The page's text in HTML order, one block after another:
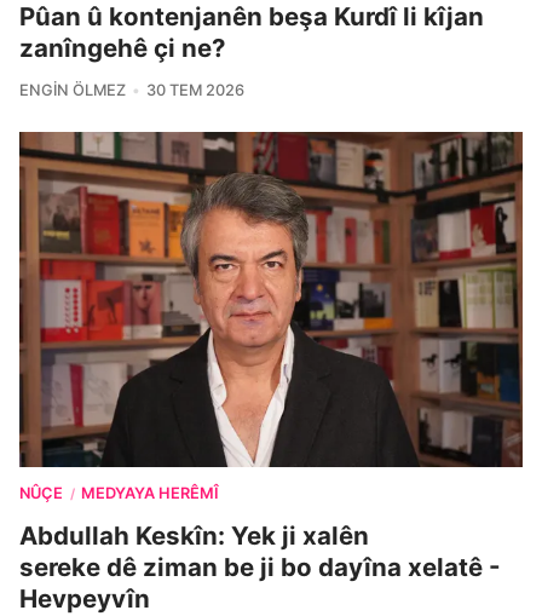
Pûan û kontenjanên beşa Kurdî li kîjan
zanîngehê çi ne?
ENGIN ÖLMEZ 30 TEM 2026
NÛÇE / MEDYAYA HERÊMÎ
Abdullah Keskîn: Yek ji xalên
sereke dê ziman be ji bo dayîna xelatê -
Hevpeyvîn